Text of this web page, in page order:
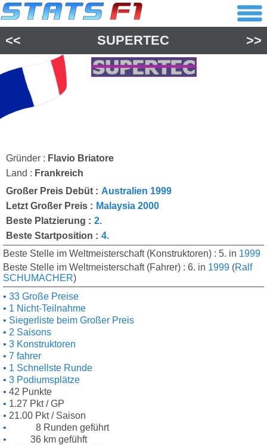
<< SUPERTEC >>
Gründer : Flavio Briatore
Land : Frankreich
Großer Preis Debüt : Australien 1999
Letzt Großer Preis : Malaysia 2000
Beste Platzierung : 2.
Beste Startposition : 4.
Beste Stelle im Weltmeisterschaft (Konstruktoren) : 5. in 1999
Beste Stelle im Weltmeisterschaft (Fahrer) : 6. in 1999 (Ralf
SCHUMACHER)
33 Große Preise
1 Nicht-Teilnahme
Siegerliste beim Großer Preis
2 Saisons
3 Konstruktoren
7 fahrer
1 Schnellste Runde
3 Podiumsplätze
42 Punkte
1.27 Pkt / GP
21.00 Pkt / Saison
8 Runden geführt
36 km gefühft